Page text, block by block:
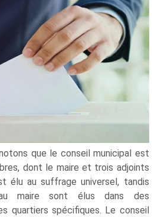
que le conseil municipal est
dont le maire et trois adjoints
élu au suffrage universel, tandis
maire sont élus dans des
quartiers spécifiques. Le conseil